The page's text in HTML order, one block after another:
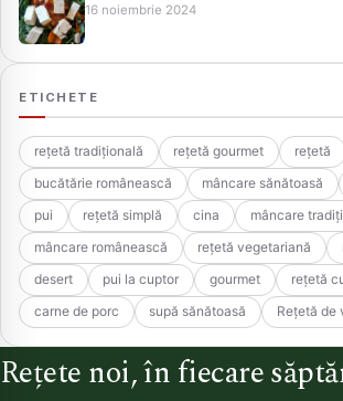
16 noiembrie 2024
ETICHETE
rețetă tradițională rețetă gourmet
rețetă
bucătărie românească
mâncare sănătoasă
pui
rețetă simplă cina
mâncare
mâncare românească
rețetă vegetariană
desert
pui la cuptor gourmet
rețetă
carne de porc
supă sănătoasă Rețetă de
Rețete noi, în fiecare